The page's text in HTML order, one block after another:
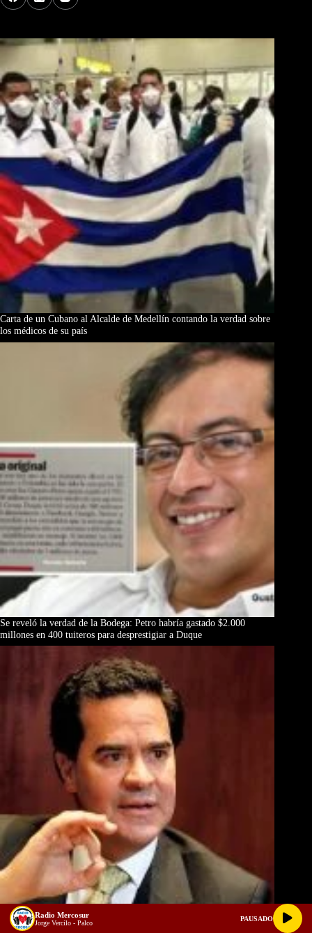
Carta de un Cubano al Alcalde de Medellín contando la verdad sobre
los médicos de su país
Se reveló la verdad de la Bodega: Petro habría gastado $2.000
millones en 400 tuiteros para desprestigiar a Duque
Frank Pearl, El Camaleón
Radio Mercosur
Jorge Vercilo - Palco
PAUSADO